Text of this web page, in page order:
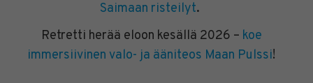
Saimaan risteilyt.
Retretti herää eloon kesällä 2026 – koe
immersiivinen valo- ja ääniteos Maan Pulssi!